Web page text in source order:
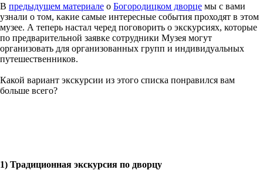
В предыдущем материале о Богородицком дворце мы с вами
узнали о том, какие самые интересные события проходят в этом
музее. А теперь настал черед поговорить о экскурсиях, которые
по предварительной заявке сотрудники Музея могут
организовать для организованных групп и индивидуальных
путешественников.
Какой вариант экскурсии из этого списка понравился вам
больше всего?
1) Традиционная экскурсия по дворцу